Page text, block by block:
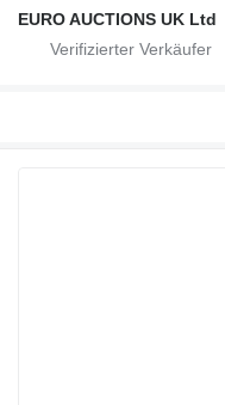
EURO AUCTIONS UK Ltd